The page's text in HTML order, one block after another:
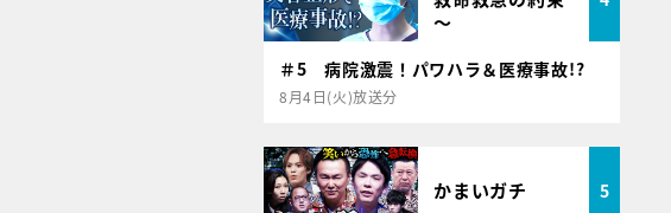
～
＃5 病院激震！パワハラ＆医療事故!?
8月4日(火)放送分
かまいガチ 5